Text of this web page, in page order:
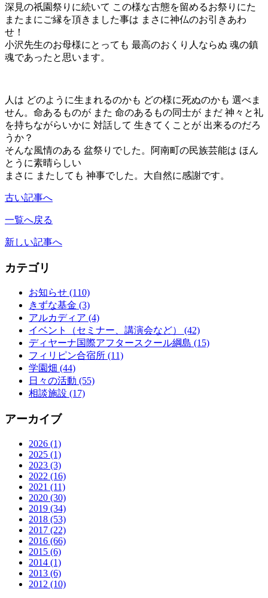
深見の祇園祭りに続いて この様な古態を留めるお祭りにた
またまにご縁を頂きました事は まさに神仏のお引きあわ
せ！
小沢先生のお母様にとっても 最高のおくり人ならぬ 魂の鎮
魂であったと思います。
人は どのように生まれるのかも どの様に死ぬのかも 選べま
せん。命あるものが また 命のあるもの同士が まだ 神々と礼
を持ちながらいかに 対話して 生きてくことが 出来るのだろ
うか？
そんな風情のある 盆祭りでした。阿南町の民族芸能は ほん
とうに素晴らしい
まさに またしても 神事でした。大自然に感謝です。
古い記事へ
一覧へ戻る
新しい記事へ
カテゴリ
お知らせ (110)
きずな基金 (3)
アルカディア (4)
イベント（セミナー、講演会など） (42)
ディヤーナ国際アフタースクール綱島 (15)
フィリピン合宿所 (11)
学園畑 (44)
日々の活動 (55)
相談施設 (17)
アーカイブ
2026 (1)
2025 (1)
2023 (3)
2022 (16)
2021 (11)
2020 (30)
2019 (34)
2018 (53)
2017 (22)
2016 (66)
2015 (6)
2014 (1)
2013 (6)
2012 (10)